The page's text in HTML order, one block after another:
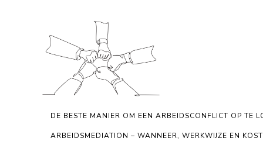
DE BESTE MANIER OM EEN ARBEIDSCONFLICT OP TE
ARBEIDSMEDIATION – WANNEER, WERKWIJZE EN